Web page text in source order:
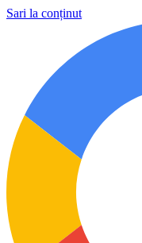
Sari la conținut